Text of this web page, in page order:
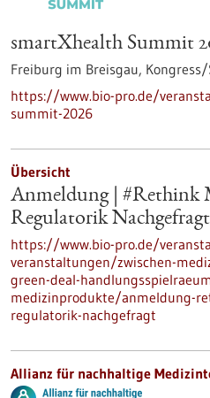
smartXhealth Summit
Freiburg im Breisgau,
https://www.bio-pro.de/
summit-2026
Übersicht
Anmeldung | #Rethink
Regulatorik Nachgefragt
https://www.bio-pro.de/
veranstaltungen/zwischen-
green-deal-
medizinprodukte/anmeldung-
regulatorik-nachgefragt
Allianz für nachhaltige